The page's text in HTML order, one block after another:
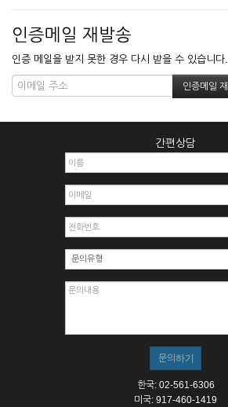
인증메일 재발송
인증 메일을 받지 못한 경우 다시 받을 수 있습니다.
간편상담
한국: 02-561-6306
미국: 917-460-1419